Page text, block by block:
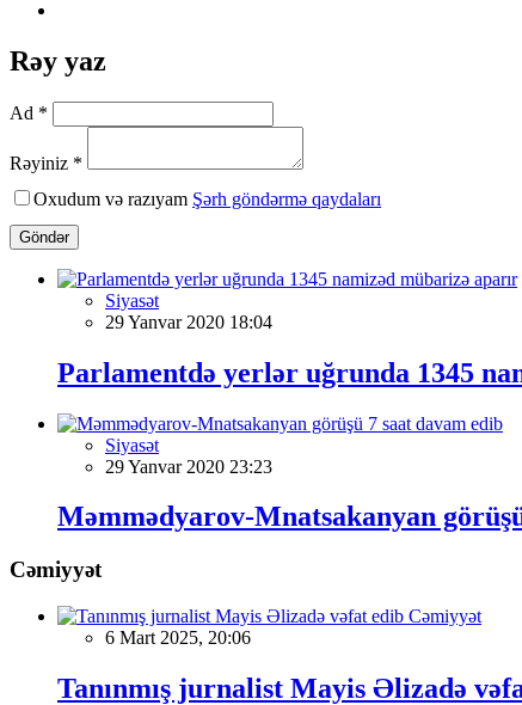
Rəy yaz
Ad *
Rəyiniz *
Oxudum və razıyam Şərh göndərmə qaydaları
Göndər
Siyasət
29 Yanvar 2020 18:04
Parlamentdə yerlər uğrunda 1345
Siyasət
29 Yanvar 2020 23:23
Məmmədyarov-Mnatsakanyan
Cəmiyyət
Cəmiyyət
6 Mart 2025, 20:06
Tanınmış jurnalist Mayis Əlizadə